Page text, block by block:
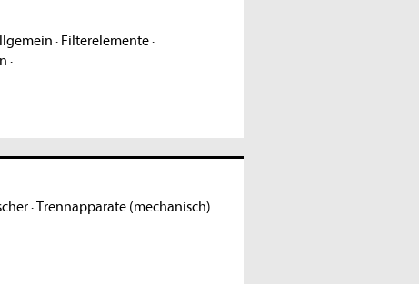
· Filterelemente·
·
·Trennapparate (mechanisch)